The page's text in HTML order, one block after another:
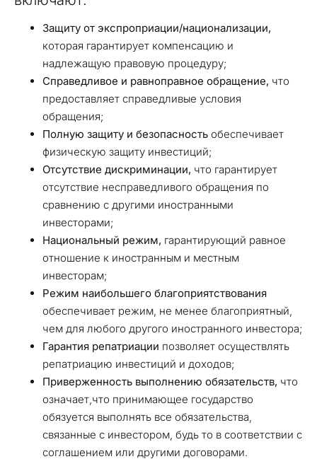
Защиту от экспроприации/национализации,
которая гарантирует компенсацию и
надлежащую правовую процедуру;
Справедливое и равноправное обращение, что
предоставляет справедливые условия
обращения;
Полную защиту и безопасность обеспечивает
физическую защиту инвестиций;
Отсутствие дискриминации, что гарантирует
отсутствие несправедливого обращения по
сравнению с другими иностранными
инвесторами;
Национальный режим, гарантирующий равное
отношение к иностранным и местным
инвесторам;
Режим наибольшего благоприятствования
обеспечивает режим, не менее благоприятный,
чем для любого другого иностранного инвестора;
Гарантия репатриации позволяет осуществлять
репатриацию инвестиций и доходов;
Приверженность выполнению обязательств, что
означает,что принимающее государство
обязуется выполнять все обязательства,
связанные с инвестором, будь то в соответствии с
соглашением или другими договорами.